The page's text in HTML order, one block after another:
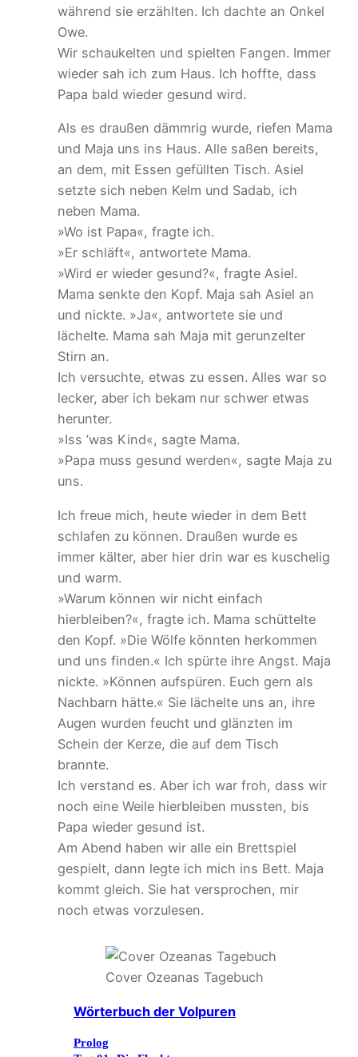
während sie erzählten. Ich dachte an Onkel
Owe.
Wir schaukelten und spielten Fangen. Immer
wieder sah ich zum Haus. Ich hoffte, dass
Papa bald wieder gesund wird.
Als es draußen dämmrig wurde, riefen Mama
und Maja uns ins Haus. Alle saßen bereits,
an dem, mit Essen gefüllten Tisch. Asiel
setzte sich neben Kelm und Sadab, ich
neben Mama.
»Wo ist Papa«, fragte ich.
»Er schläft«, antwortete Mama.
»Wird er wieder gesund?«, fragte Asiel.
Mama senkte den Kopf. Maja sah Asiel an
und nickte. »Ja«, antwortete sie und
lächelte. Mama sah Maja mit gerunzelter
Stirn an.
Ich versuchte, etwas zu essen. Alles war so
lecker, aber ich bekam nur schwer etwas
herunter.
»Iss ’was Kind«, sagte Mama.
»Papa muss gesund werden«, sagte Maja zu
uns.
Ich freue mich, heute wieder in dem Bett
schlafen zu können. Draußen wurde es
immer kälter, aber hier drin war es kuschelig
und warm.
»Warum können wir nicht einfach
hierbleiben?«, fragte ich. Mama schüttelte
den Kopf. »Die Wölfe könnten herkommen
und uns finden.« Ich spürte ihre Angst. Maja
nickte. »Können aufspüren. Euch gern als
Nachbarn hätte.« Sie lächelte uns an, ihre
Augen wurden feucht und glänzten im
Schein der Kerze, die auf dem Tisch
brannte.
Ich verstand es. Aber ich war froh, dass wir
noch eine Weile hierbleiben mussten, bis
Papa wieder gesund ist.
Am Abend haben wir alle ein Brettspiel
gespielt, dann legte ich mich ins Bett. Maja
kommt gleich. Sie hat versprochen, mir
noch etwas vorzulesen.
Cover Ozeanas Tagebuch
Wörterbuch der Volpuren
Prolog